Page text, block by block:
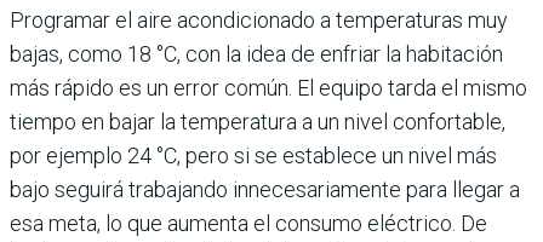
Programar el aire acondicionado a temperaturas muy
bajas, como 18 °C, con la idea de enfriar la habitación
más rápido es un error común. El equipo tarda el mismo
tiempo en bajar la temperatura a un nivel confortable,
por ejemplo 24 °C, pero si se establece un nivel más
bajo seguirá trabajando innecesariamente para llegar a
esa meta, lo que aumenta el consumo eléctrico. De